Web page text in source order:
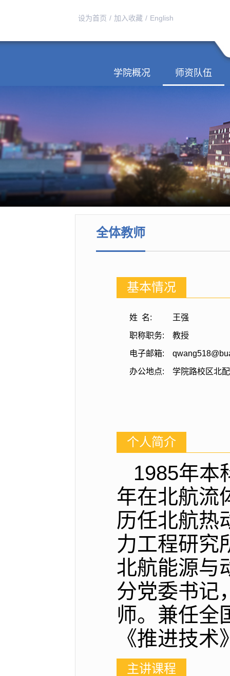
设为首页 / 加入收藏 / English
学院概况 师资队伍
全体教师
基本情况
姓 名: 王强
职称职务: 教授
电子邮箱:
办公地点: 学院路校区北
个人简介
1985年本
年在北航流
历任北航热
力工程研究
北航能源与
分党委书记
师。兼任全
《推进技
主讲课程